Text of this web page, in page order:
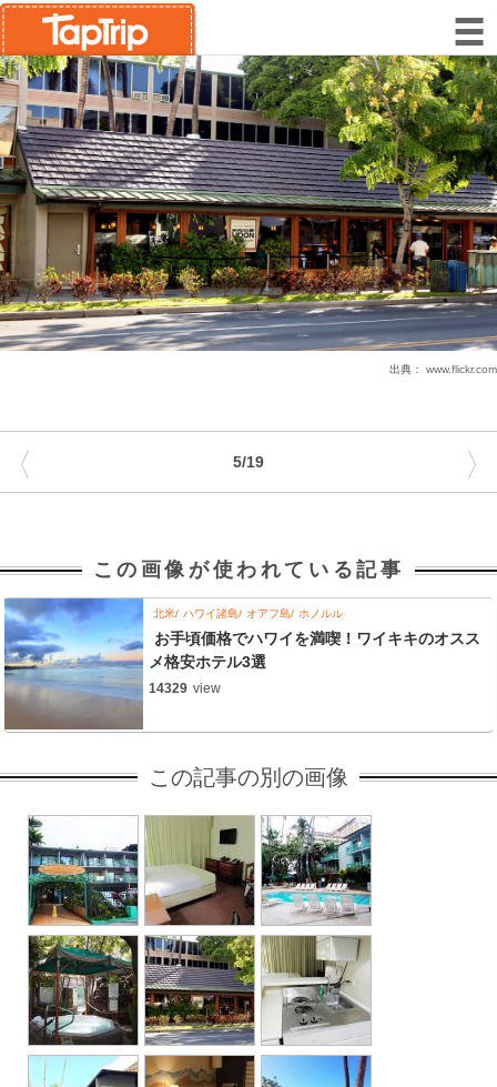
出典： www.flickr.com
5/19
〈 〉
この画像が使われている記事
北米 ハワイ諸島 オアフ島 ホノルル
お手頃価格でハワイを満喫！ワイキキのオスス
メ格安ホテル3選
14329 view
この記事の別の画像